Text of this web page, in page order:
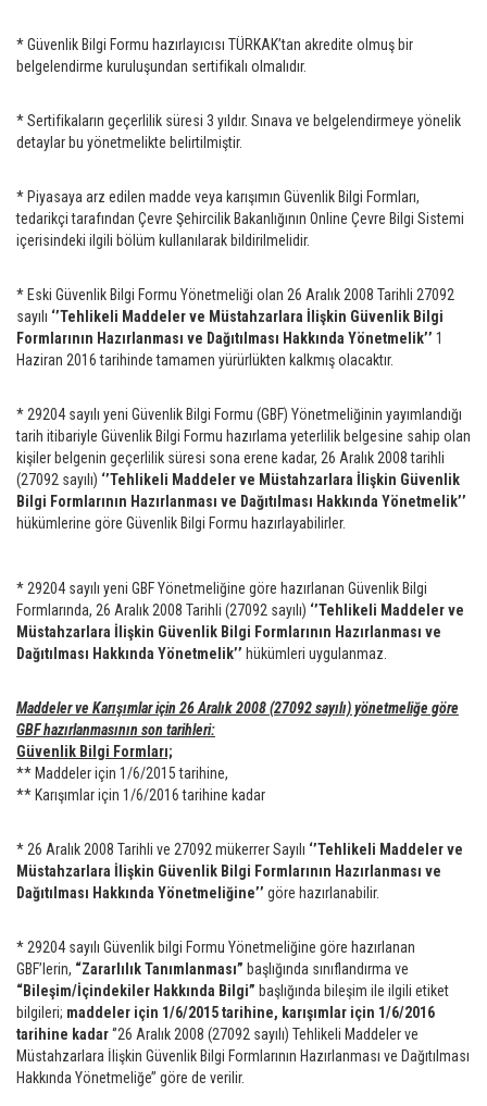
* Güvenlik Bilgi Formu hazırlayıcısı TÜRKAK’tan akredite olmuş bir
belgelendirme kuruluşundan sertifikalı olmalıdır.
* Sertifikaların geçerlilik süresi 3 yıldır. Sınava ve belgelendirmeye yönelik
detaylar bu yönetmelikte belirtilmiştir.
* Piyasaya arz edilen madde veya karışımın Güvenlik Bilgi Formları,
tedarikçi tarafından Çevre Şehircilik Bakanlığının Online Çevre Bilgi Sistemi
içerisindeki ilgili bölüm kullanılarak bildirilmelidir.
* Eski Güvenlik Bilgi Formu Yönetmeliği olan 26 Aralık 2008 Tarihli 27092
sayılı ‘’Tehlikeli Maddeler ve Müstahzarlara İlişkin Güvenlik Bilgi
Formlarının Hazırlanması ve Dağıtılması Hakkında Yönetmelik’’ 1
Haziran 2016 tarihinde tamamen yürürlükten kalkmış olacaktır.
* 29204 sayılı yeni Güvenlik Bilgi Formu (GBF) Yönetmeliğinin yayımlandığı
tarih itibariyle Güvenlik Bilgi Formu hazırlama yeterlilik belgesine sahip olan
kişiler belgenin geçerlilik süresi sona erene kadar, 26 Aralık 2008 tarihli
(27092 sayılı) ‘’Tehlikeli Maddeler ve Müstahzarlara İlişkin Güvenlik
Bilgi Formlarının Hazırlanması ve Dağıtılması Hakkında Yönetmelik’’
hükümlerine göre Güvenlik Bilgi Formu hazırlayabilirler.
* 29204 sayılı yeni GBF Yönetmeliğine göre hazırlanan Güvenlik Bilgi
Formlarında, 26 Aralık 2008 Tarihli (27092 sayılı) ‘’Tehlikeli Maddeler ve
Müstahzarlara İlişkin Güvenlik Bilgi Formlarının Hazırlanması ve
Dağıtılması Hakkında Yönetmelik’’ hükümleri uygulanmaz.
Maddeler ve Karışımlar için 26 Aralık 2008 (27092 sayılı) yönetmeliğe göre
GBF hazırlanmasının son tarihleri:
Güvenlik Bilgi Formları;
** Maddeler için 1/6/2015 tarihine,
** Karışımlar için 1/6/2016 tarihine kadar
* 26 Aralık 2008 Tarihli ve 27092 mükerrer Sayılı ‘’Tehlikeli Maddeler ve
Müstahzarlara İlişkin Güvenlik Bilgi Formlarının Hazırlanması ve
Dağıtılması Hakkında Yönetmeliğine’’ göre hazırlanabilir.
* 29204 sayılı Güvenlik bilgi Formu Yönetmeliğine göre hazırlanan
GBF’lerin, “Zararlılık Tanımlanması” başlığında sınıflandırma ve
“Bileşim/İçindekiler Hakkında Bilgi” başlığında bileşim ile ilgili etiket
bilgileri; maddeler için 1/6/2015 tarihine, karışımlar için 1/6/2016
tarihine kadar‘’26 Aralık 2008 (27092 sayılı) Tehlikeli Maddeler ve
Müstahzarlara İlişkin Güvenlik Bilgi Formlarının Hazırlanması ve Dağıtılması
Hakkında Yönetmeliğe’’ göre de verilir.